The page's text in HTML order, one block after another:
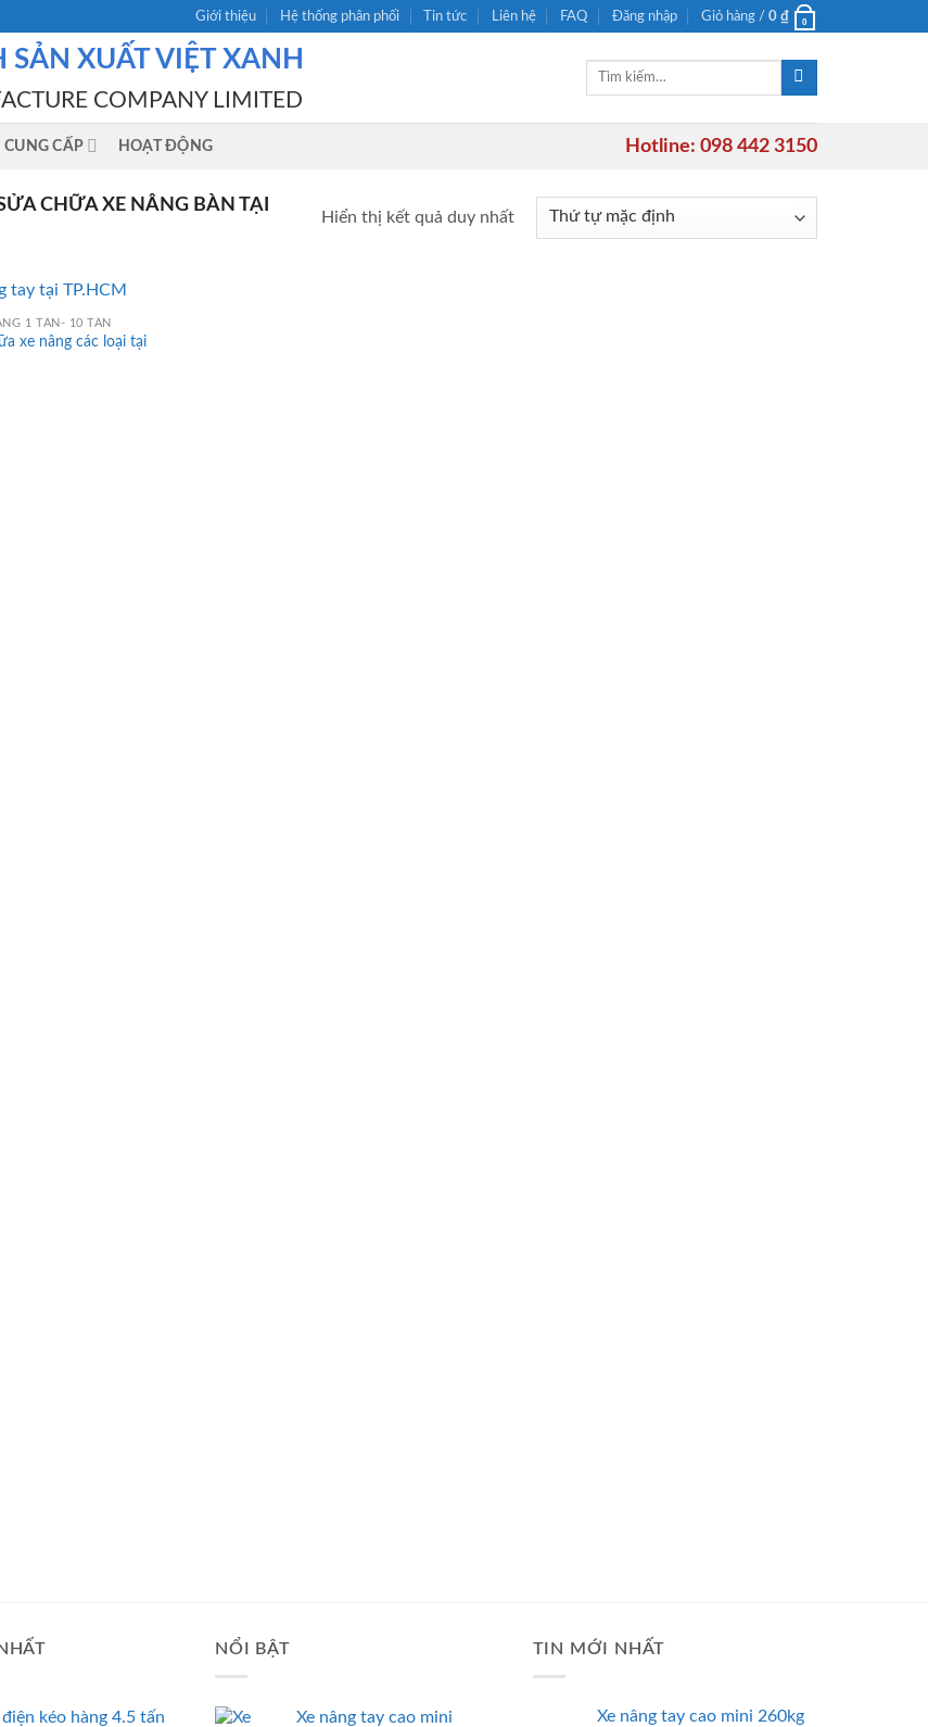
Giới thiệu Hệ thống phân phối Tin tức Liên hệ FAQ Đăng nhập Giỏ hàng / 0 ₫ 0
SẢN XUẤT VIỆT XANH
COMPANY LIMITED
Tìm
CẤP HOẠT ĐỘNG Hotline: 098 442 3150
CHỮA XE NÂNG BÀN TẠI
Hiển thị kết quả duy nhất
1 TẤN- 10 TẤN
xe nâng các loại tại
điện kéo hàng 4.5 tấn
NỔI BẬT
Xe nâng tay cao mini
TIN MỚI NHẤT
Xe nâng tay cao mini 260kg